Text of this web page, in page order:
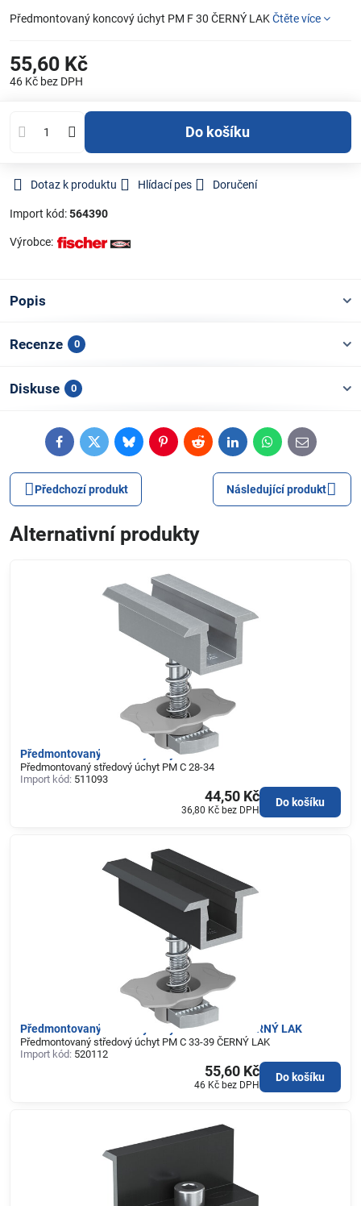
Předmontovaný koncový úchyt PM F 30 ČERNÝ LAKČtěte více
55,60 Kč
46 Kč bez DPH
Do košíku
Dotaz k produktu Hlídací pes Doručení
Import kód:564390
Výrobce:
Popis
Recenze 0
Diskuse 0
FacebookTwitterBlueskyPinterestRedditLinkedInWhatsApp
E-
mail
Předchozí produkt Následující produkt
Alternativní produkty
Předmontovaný středový úchyt PM C 28-34
Předmontovaný středový úchyt PM C 28-34
Import kód: 511093
44,50 Kč
36,80 Kč bez DPH
Do košíku
Předmontovaný středový úchyt PM C 33-39 ČERNÝ LAK
Předmontovaný středový úchyt PM C 33-39 ČERNÝ LAK
Import kód: 520112
55,60 Kč
46 Kč bez DPH
Do košíku